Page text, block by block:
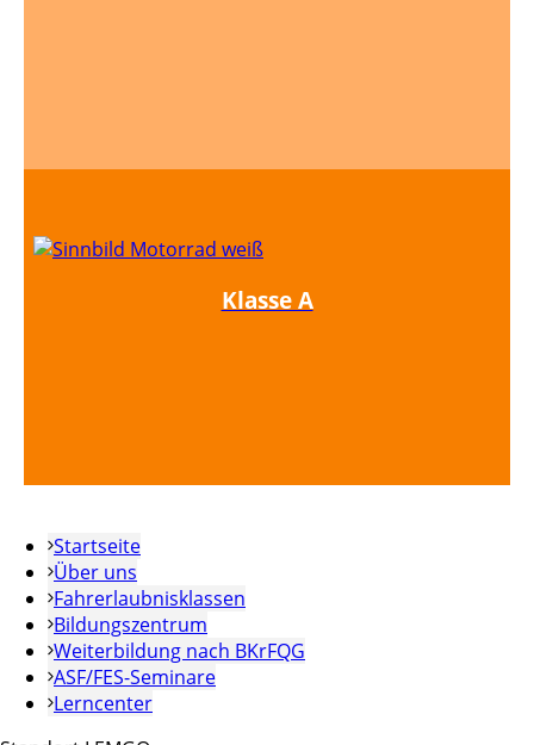
Klasse A
Startseite
Über uns
Fahrerlaubnisklassen
Bildungszentrum
Weiterbildung nach BKrFQG
ASF/FES-Seminare
Lerncenter